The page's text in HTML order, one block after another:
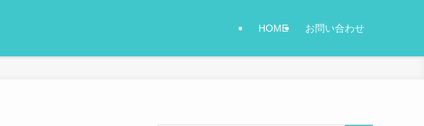
HOME お問い合わせ